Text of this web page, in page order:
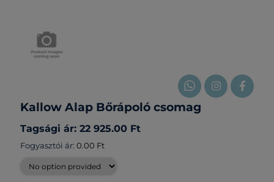
Kallow Alap Bőrápoló csomag
Tagsági ár: 22 925.00 Ft
Fogyasztói ár: 0.00 Ft